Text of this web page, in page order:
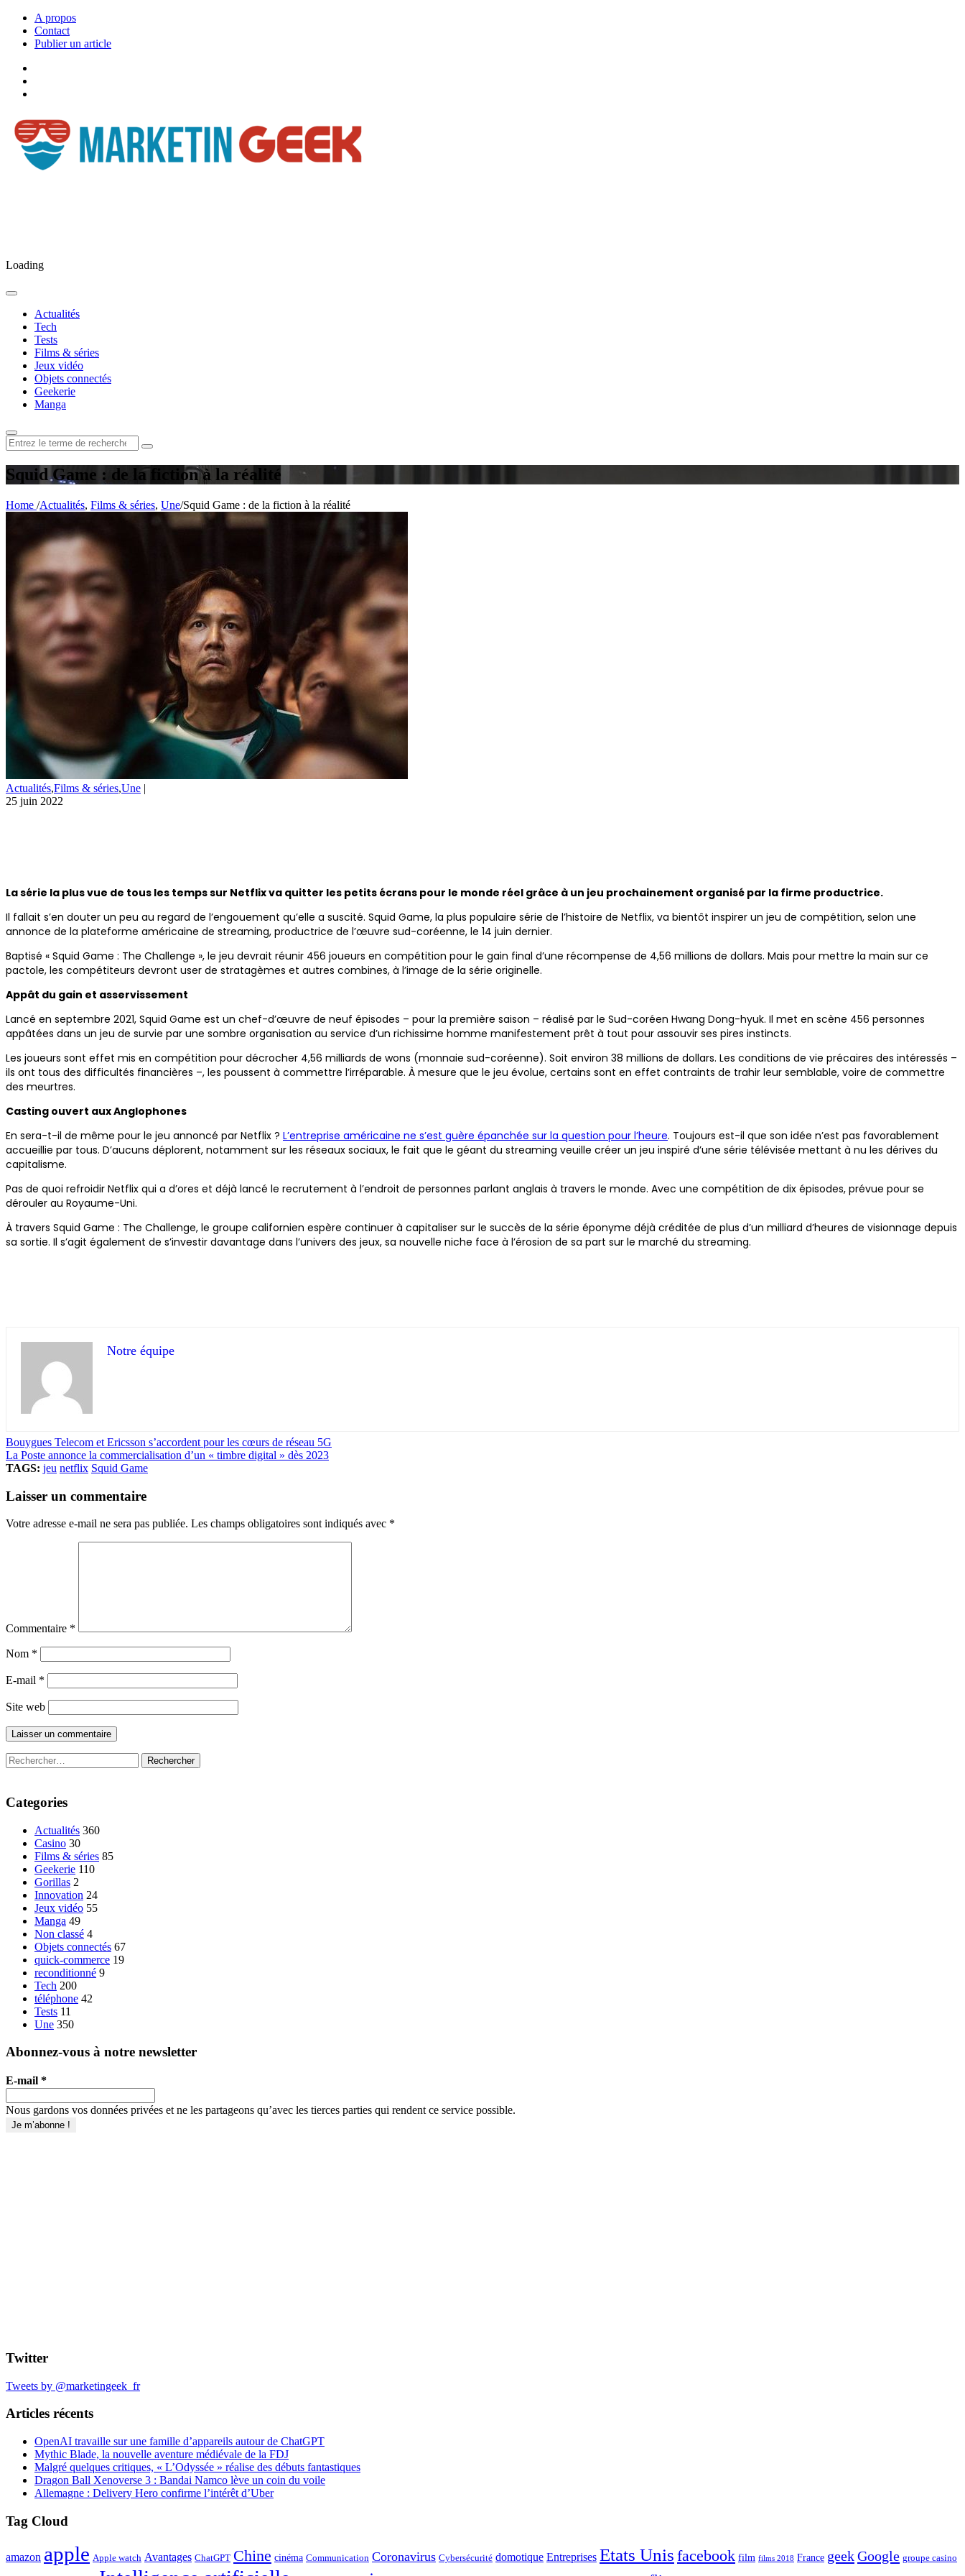
A propos
Contact
Publier un article
Loading
Actualités
Tech
Tests
Films & séries
Jeux vidéo
Objets connectés
Geekerie
Manga
Rechercher
:
Squid Game : de la fiction à la réalité
Home /Actualités, Films & séries, Une/Squid Game : de la fiction à la réalité
Actualités,Films & séries,Une |
25 juin 2022
La série la plus vue de tous les temps sur Netflix va quitter les petits écrans pour le monde réel grâce à un jeu prochainement organisé par la firme productrice.
Il fallait s’en douter un peu au regard de l’engouement qu’elle a suscité. Squid Game, la plus populaire série de l’histoire de Netflix, va bientôt inspirer un jeu de compétition, selon une
annonce de la plateforme américaine de streaming, productrice de l’œuvre sud-coréenne, le 14 juin dernier.
Baptisé « Squid Game : The Challenge », le jeu devrait réunir 456 joueurs en compétition pour le gain final d’une récompense de 4,56 millions de dollars. Mais pour mettre la main sur ce
pactole, les compétiteurs devront user de stratagèmes et autres combines, à l’image de la série originelle.
Appât du gain et asservissement
Lancé en septembre 2021, Squid Game est un chef-d’œuvre de neuf épisodes – pour la première saison – réalisé par le Sud-coréen Hwang Dong-hyuk. Il met en scène 456 personnes
appâtées dans un jeu de survie par une sombre organisation au service d’un richissime homme manifestement prêt à tout pour assouvir ses pires instincts.
Les joueurs sont effet mis en compétition pour décrocher 4,56 milliards de wons (monnaie sud-coréenne). Soit environ 38 millions de dollars. Les conditions de vie précaires des intéressés –
ils ont tous des difficultés financières –, les poussent à commettre l’irréparable. À mesure que le jeu évolue, certains sont en effet contraints de trahir leur semblable, voire de commettre
des meurtres.
Casting ouvert aux Anglophones
En sera-t-il de même pour le jeu annoncé par Netflix ? L’entreprise américaine ne s’est guère épanchée sur la question pour l’heure. Toujours est-il que son idée n’est pas favorablement
accueillie par tous. D’aucuns déplorent, notamment sur les réseaux sociaux, le fait que le géant du streaming veuille créer un jeu inspiré d’une série télévisée mettant à nu les dérives du
capitalisme.
Pas de quoi refroidir Netflix qui a d’ores et déjà lancé le recrutement à l’endroit de personnes parlant anglais à travers le monde. Avec une compétition de dix épisodes, prévue pour se
dérouler au Royaume-Uni.
À travers Squid Game : The Challenge, le groupe californien espère continuer à capitaliser sur le succès de la série éponyme déjà créditée de plus d’un milliard d’heures de visionnage depuis
sa sortie. Il s’agit également de s’investir davantage dans l’univers des jeux, sa nouvelle niche face à l’érosion de sa part sur le marché du streaming.
Notre équipe
Bouygues Telecom et Ericsson s’accordent pour les cœurs de réseau 5G
La Poste annonce la commercialisation d’un « timbre digital » dès 2023
TAGS: jeu netflix Squid Game
Laisser un commentaire
Votre adresse e-mail ne sera pas publiée. Les champs obligatoires sont indiqués avec *
Commentaire *
Nom *
E-mail *
Site web
Rechercher :
Categories
Actualités 360
Casino 30
Films & séries 85
Geekerie 110
Gorillas 2
Innovation 24
Jeux vidéo 55
Manga 49
Non classé 4
Objets connectés 67
quick-commerce 19
reconditionné 9
Tech 200
téléphone 42
Tests 11
Une 350
Abonnez-vous à notre newsletter
E-mail *
Nous gardons vos données privées et ne les partageons qu’avec les tierces parties qui rendent ce service possible.
Twitter
Tweets by @marketingeek_fr
Articles récents
OpenAI travaille sur une famille d’appareils autour de ChatGPT
Mythic Blade, la nouvelle aventure médiévale de la FDJ
Malgré quelques critiques, « L’Odyssée » réalise des débuts fantastiques
Dragon Ball Xenoverse 3 : Bandai Namco lève un coin du voile
Allemagne : Delivery Hero confirme l’intérêt d’Uber
Tag Cloud
amazon apple Apple watch Avantages ChatGPT Chine cinéma Communication Coronavirus Cybersécurité domotique Entreprises Etats Unis facebook film films 2018 France geekGoogle groupe casino